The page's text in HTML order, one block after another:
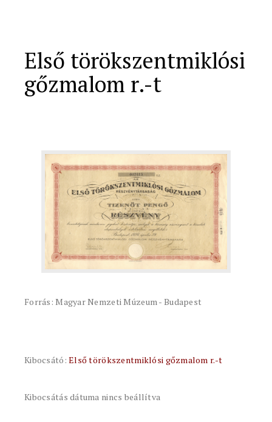
Első törökszentmiklósi
gőzmalom r.-t
Forrás: Magyar Nemzeti Múzeum - Budapest
Kibocsátó:Első törökszentmiklósi gőzmalom r.-t
Kibocsátás dátuma nincs beállítva